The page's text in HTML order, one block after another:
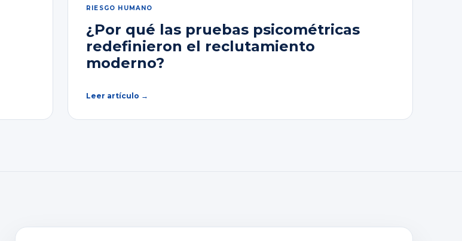
RIESGO HUMANO
¿Por qué las pruebas psicométricas
redefinieron el reclutamiento
moderno?
Leer artículo →